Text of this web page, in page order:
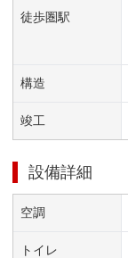
徒歩圏駅
構造
竣工
設備詳細
空調
トイレ